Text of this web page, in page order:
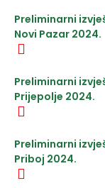
Preliminarni
Novi Pazar 2024.
Preliminarni
Prijepolje 2024.
Preliminarni
Priboj 2024.